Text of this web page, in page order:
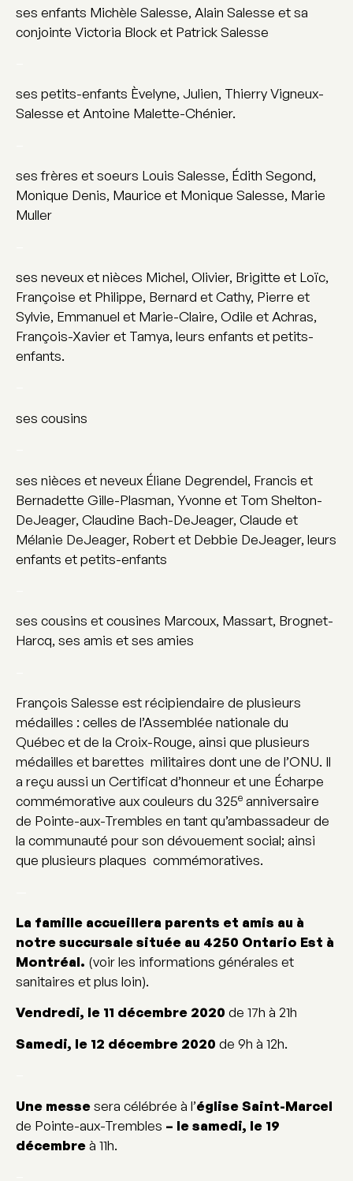
ses enfants Michèle Salesse, Alain Salesse et sa
conjointe Victoria Block et Patrick Salesse
ses petits-enfants Èvelyne, Julien, Thierry Vigneux-
Salesse et Antoine Malette-Chénier.
ses frères et soeurs Louis Salesse, Édith Segond,
Monique Denis, Maurice et Monique Salesse, Marie
Muller
ses neveux et nièces Michel, Olivier, Brigitte et Loïc,
Françoise et Philippe, Bernard et Cathy, Pierre et
Sylvie, Emmanuel et Marie-Claire, Odile et Achras,
François-Xavier et Tamya, leurs enfants et petits-
enfants.
ses cousins
ses nièces et neveux Éliane Degrendel, Francis et
Bernadette Gille-Plasman, Yvonne et Tom Shelton-
DeJeager, Claudine Bach-DeJeager, Claude et
Mélanie DeJeager, Robert et Debbie DeJeager, leurs
enfants et petits-enfants
ses cousins et cousines Marcoux, Massart, Brognet-
Harcq, ses amis et ses amies
François Salesse est récipiendaire de plusieurs
médailles : celles de l’Assemblée nationale du
Québec et de la Croix-Rouge, ainsi que plusieurs
médailles et barettes militaires dont une de l’ONU. Il
a reçu aussi un Certificat d’honneur et une Écharpe
commémorative aux couleurs du 325e anniversaire
de Pointe-aux-Trembles en tant qu’ambassadeur de
la communauté pour son dévouement social; ainsi
que plusieurs plaques commémoratives.
La famille accueillera parents et amis au à
notre succursale située au 4250 Ontario Est à
Montréal. (voir les informations générales et
sanitaires et plus loin).
Vendredi, le 11 décembre 2020 de 17h à 21h
Samedi, le 12 décembre 2020 de 9h à 12h.
Une messesera célébrée à l’église Saint-Marcel
de Pointe-aux-Trembles – le samedi, le 19
décembreà 11h.